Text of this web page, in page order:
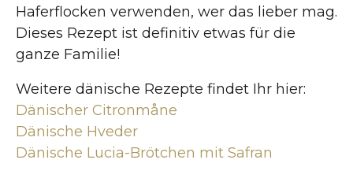
Haferflocken verwenden, wer das lieber mag.
Dieses Rezept ist definitiv etwas für die
ganze Familie!
Weitere dänische Rezepte findet Ihr hier:
Dänischer Citronmåne
Dänische Hveder
Dänische Lucia-Brötchen mit Safran